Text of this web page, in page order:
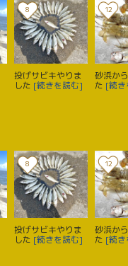
8
投げサビキやりま
した [続きを読む]
12
砂浜か
た [続
8
投げサビキやりま
した [続きを読む]
12
砂浜か
た [続